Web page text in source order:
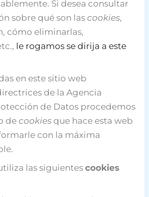
Si desea consultar
sobre qué son lascookies,
cómo eliminarlas,
le rogamos se dirija a este
en este sitio web
de la Agencia
de Datos procedemos
decookies que hace esta web
con la máxima
las siguientescookies